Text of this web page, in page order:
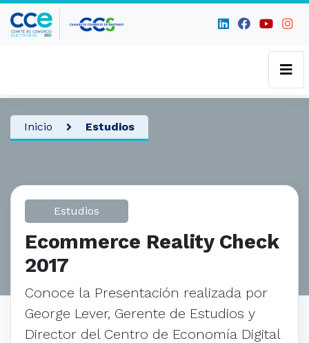
Inicio Estudios
Estudios
Ecommerce Reality Check
2017
Conoce la Presentación realizada por
George Lever, Gerente de Estudios y
Director del Centro de Economía Digital